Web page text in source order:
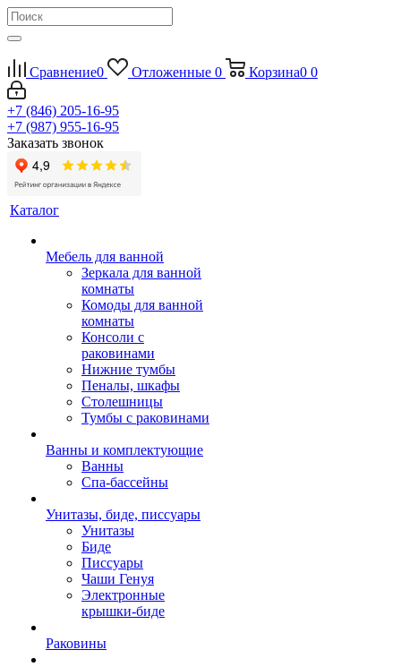
Сравнение0 Отложенные 0 Корзина0 0
+7 (846) 205-16-95
+7 (987) 955-16-95
Заказать звонок
Каталог
Мебель для ванной
Зеркала для ванной
комнаты
Комоды для ванной
комнаты
Консоли с
раковинами
Нижние тумбы
Пеналы, шкафы
Столешницы
Тумбы с раковинами
Ванны и комплектующие
Ванны
Спа-бассейны
Унитазы, биде, писсуары
Унитазы
Биде
Писсуары
Чаши Генуя
Электронные
крышки-биде
Раковины